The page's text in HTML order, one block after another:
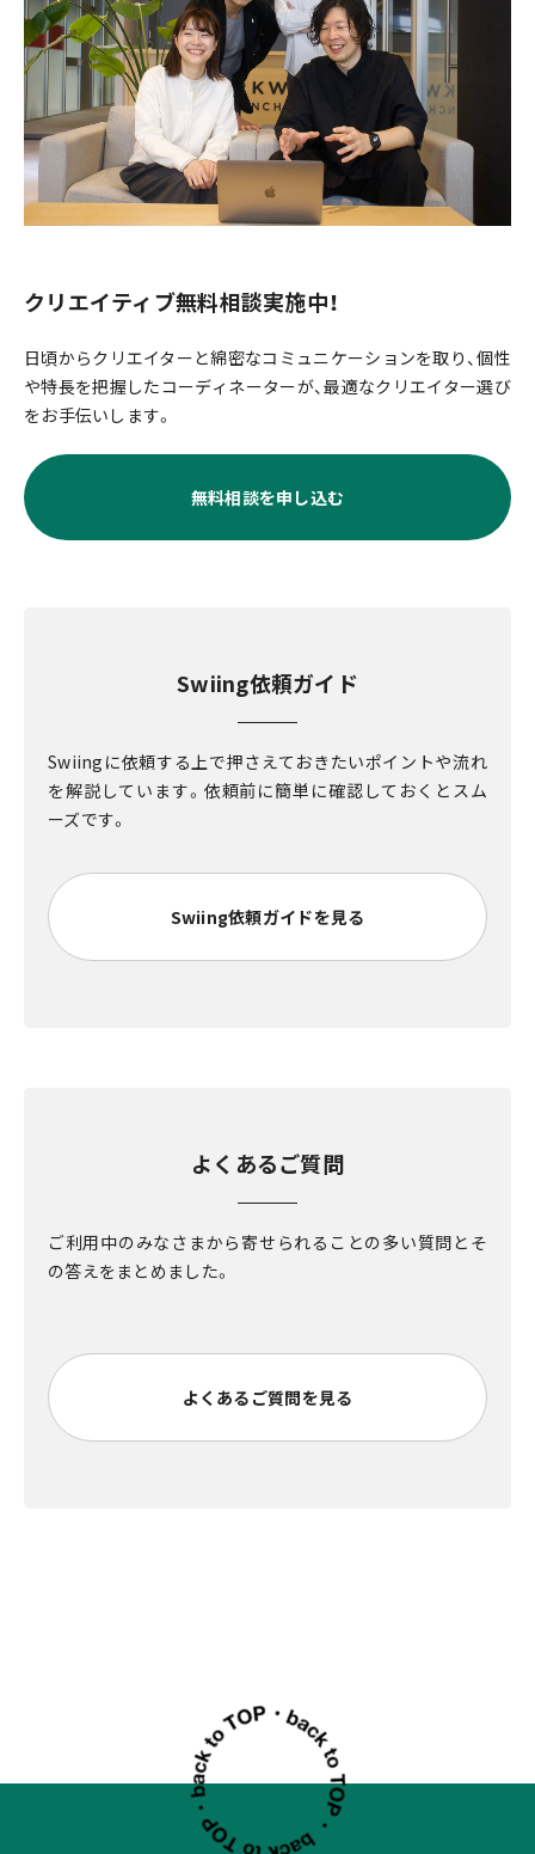
クリエイティブ無料相談実施中！
日頃からクリエイターと綿密なコミュニケーションを取り、個性
や特長を把握したコーディネーターが、最適なクリエイター選び
をお手伝いします。
無料相談を申し込む
Swiing依頼ガイド
Swiingに依頼する上で押さえておきたいポイントや流れ
を解説しています。依頼前に簡単に確認しておくとスム
ーズです。
Swiing依頼ガイドを見る
よくあるご質問
ご利用中のみなさまから寄せられることの多い質問とそ
の答えをまとめました。
よくあるご質問を見る